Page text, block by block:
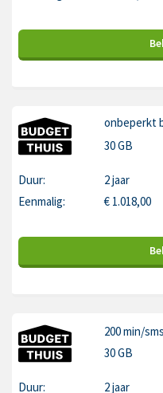
onbeperkt
30 GB
Duur:
2 jaar
Eenmalig:
€ 1.018,00
200 min/sms
30 GB
Duur: 2 jaar